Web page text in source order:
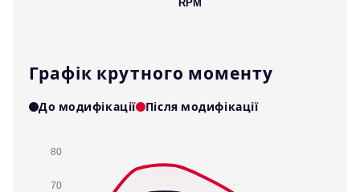
RPM
Графік крутного моменту
До модифікації Після модифікації
80
70